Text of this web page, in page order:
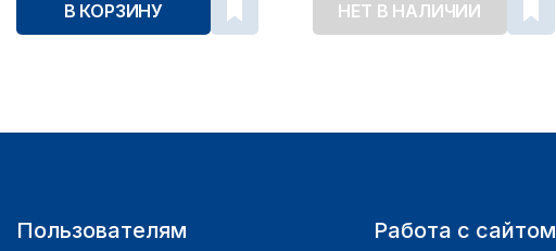
В КОРЗИНУ НЕТ В НАЛИЧИИ
Пользователям Работа с сайтом